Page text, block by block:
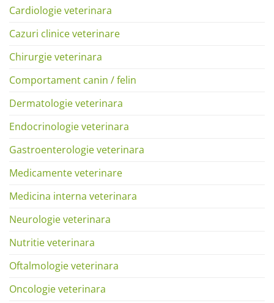
Cardiologie veterinara
Cazuri clinice veterinare
Chirurgie veterinara
Comportament canin / felin
Dermatologie veterinara
Endocrinologie veterinara
Gastroenterologie veterinara
Medicamente veterinare
Medicina interna veterinara
Neurologie veterinara
Nutritie veterinara
Oftalmologie veterinara
Oncologie veterinara